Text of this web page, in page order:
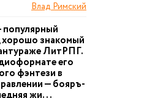
Влад Римский
популярный
хорошо знакомый
ЛитРПГ.
его
фэнтези в
— бояръ-